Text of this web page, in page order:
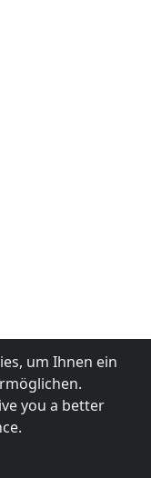
um Ihnen ein
you a better